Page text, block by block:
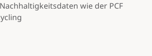
wie der PCF